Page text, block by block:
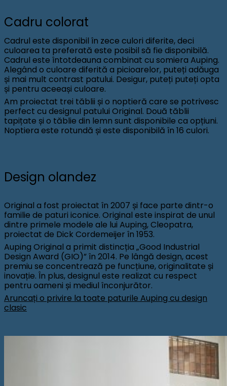
Cadru colorat
Cadrul este disponibil în zece culori diferite, deci
culoarea ta preferată este posibil să fie disponibilă.
Cadrul este întotdeauna combinat cu somiera Auping.
Alegând o culoare diferită a picioarelor, puteți adăuga
și mai mult contrast patului. Desigur, puteți puteți opta
și pentru aceeași culoare.
Am proiectat trei tăblii și o noptieră care se potrivesc
perfect cu designul patului Original. Două tăblii
tapițate și o tăblie din lemn sunt disponibile ca opțiuni.
Noptiera este rotundă și este disponibilă în 16 culori.
Design olandez
Original a fost proiectat în 2007 și face parte dintr-o
familie de paturi iconice. Original este inspirat de unul
dintre primele modele ale lui Auping, Cleopatra,
proiectat de Dick Cordemeijer în 1953.
Auping Original a primit distincția „Good Industrial
Design Award (GIO)” în 2014. Pe lângă design, acest
premiu se concentrează pe funcțiune, originalitate și
inovație. În plus, designul este realizat cu respect
pentru oameni și mediul înconjurător.
Aruncați o privire la toate paturile Auping cu design
clasic